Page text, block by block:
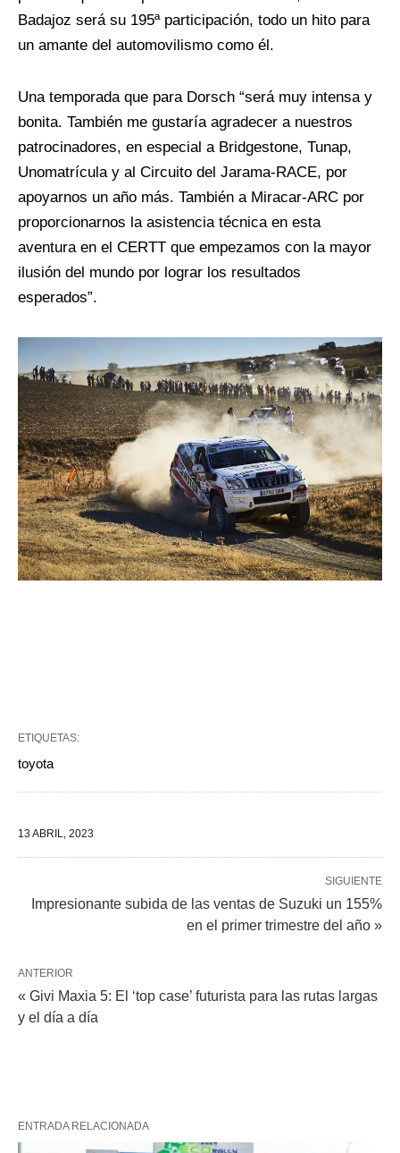
Badajoz será su 195ª participación, todo un hito para
un amante del automovilismo como él.
Una temporada que para Dorsch “será muy intensa y
bonita. También me gustaría agradecer a nuestros
patrocinadores, en especial a Bridgestone, Tunap,
Unomatrícula y al Circuito del Jarama-RACE, por
apoyarnos un año más. También a Miracar-ARC por
proporcionarnos la asistencia técnica en esta
aventura en el CERTT que empezamos con la mayor
ilusión del mundo por lograr los resultados
esperados”.
ETIQUETAS:
toyota
13 ABRIL, 2023
SIGUIENTE
Impresionante subida de las ventas de Suzuki un 155%
en el primer trimestre del año »
ANTERIOR
« Givi Maxia 5: El ‘top case’ futurista para las rutas largas
y el día a día
ENTRADA RELACIONADA